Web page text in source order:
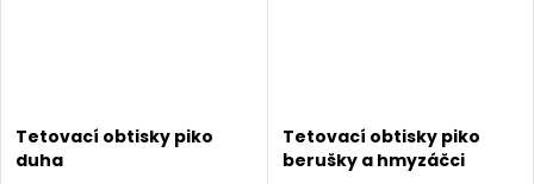
Tetovací obtisky piko
duha
Tetovací obtisky piko
berušky a hmyzáčci